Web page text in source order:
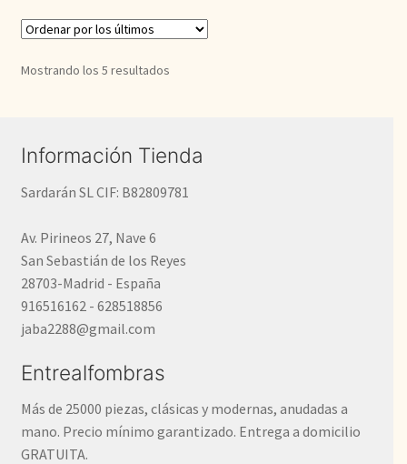
Mostrando los 5 resultadosOrdenado
Información Tienda
Sardarán SL CIF: B82809781
Av. Pirineos 27, Nave 6
San Sebastián de los Reyes
28703-Madrid - España
916516162 - 628518856
jaba2288@gmail.com
Entrealfombras
Más de 25000 piezas, clásicas y modernas, anudadas a
mano. Precio mínimo garantizado. Entrega a domicilio
GRATUITA.